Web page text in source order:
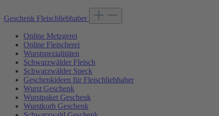
Geschenk Fleischliebhaber
Online Metzgerei
Online Fleischerei
Wurstspezialitäten
Schwarzwälder Fleisch
Schwarzwälder Speck
Geschenkideen für Fleischliebhaber
Wurst Geschenk
Wurstpaket Geschenk
Wurstkorb Geschenk